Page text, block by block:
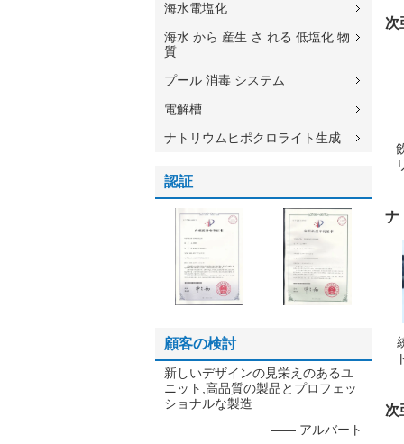
海水電塩化
海水 から 産生 さ れる 低塩化 物
質
プール 消毒 システム
電解槽
ナトリウムヒポクロライト生成
認証
顧客の検討
新しいデザインの見栄えのあるユ
ニット,高品質の製品とプロフェッ
ショナルな製造
—— アルバート
次
ナ
次